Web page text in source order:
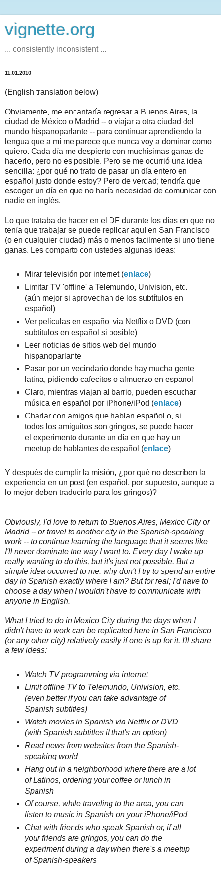
vignette.org
... consistently inconsistent ...
11.01.2010
(English translation below)
Obviamente, me encantaría regresar a Buenos Aires, la
ciudad de México o Madrid -- o viajar a otra ciudad del
mundo hispanoparlante -- para continuar aprendiendo la
lengua que a mí me parece que nunca voy a dominar como
quiero. Cada día me despierto con muchísimas ganas de
hacerlo, pero no es posible. Pero se me ocurrió una idea
sencilla: ¿por qué no trato de pasar un día entero en
español justo donde estoy? Pero de verdad; tendría que
escoger un día en que no haría necesidad de comunicar con
nadie en inglés.
Lo que trataba de hacer en el DF durante los días en que no
tenía que trabajar se puede replicar aquí en San Francisco
(o en cualquier ciudad) más o menos facilmente si uno tiene
ganas. Les comparto con ustedes algunas ideas:
Mirar televisión por internet (enlace)
Limitar TV 'offline' a Telemundo, Univision, etc.
(aún mejor si aprovechan de los subtítulos en
español)
Ver peliculas en español via Netflix o DVD (con
subtítulos en español si posible)
Leer noticias de sitios web del mundo
hispanoparlante
Pasar por un vecindario donde hay mucha gente
latina, pidiendo cafecitos o almuerzo en espanol
Claro, mientras viajan al barrio, pueden escuchar
música en español por iPhone/iPod (enlace)
Charlar con amigos que hablan español o, si
todos los amiguitos son gringos, se puede hacer
el experimento durante un día en que hay un
meetup de hablantes de español (enlace)
Y después de cumplir la misión, ¿por qué no describen la
experiencia en un post (en español, por supuesto, aunque a
lo mejor deben traducirlo para los gringos)?
Obviously, I'd love to return to Buenos Aires, Mexico City or
Madrid -- or travel to another city in the Spanish-speaking
work -- to continue learning the language that it seems like
I'll never dominate the way I want to. Every day I wake up
really wanting to do this, but it's just not possible. But a
simple idea occurred to me: why don't I try to spend an entire
day in Spanish exactly where I am? But for real; I'd have to
choose a day when I wouldn't have to communicate with
anyone in English.
What I tried to do in Mexico City during the days when I
didn't have to work can be replicated here in San Francisco
(or any other city) relatively easily if one is up for it. I'll share
a few ideas:
Watch TV programming via internet
Limit offline TV to Telemundo, Univision, etc.
(even better if you can take advantage of
Spanish subtitles)
Watch movies in Spanish via Netflix or DVD
(with Spanish subtitles if that's an option)
Read news from websites from the Spanish-
speaking world
Hang out in a neighborhood where there are a lot
of Latinos, ordering your coffee or lunch in
Spanish
Of course, while traveling to the area, you can
listen to music in Spanish on your iPhone/iPod
Chat with friends who speak Spanish or, if all
your friends are gringos, you can do the
experiment during a day when there's a meetup
of Spanish-speakers